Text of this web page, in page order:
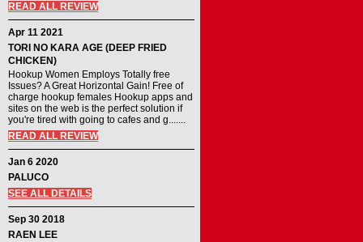
READ ALL REVIEW
Apr 11 2021
TORI NO KARA AGE (DEEP FRIED
CHICKEN)
Hookup Women Employs Totally free
Issues? A Great Horizontal Gain! Free of
charge hookup females Hookup apps and
sites on the web is the perfect solution if
you're tired with going to cafes and g.......
READ ALL REVIEW
Jan 6 2020
PALUCO
SEE ALL DETAILS
Sep 30 2018
RAEN LEE